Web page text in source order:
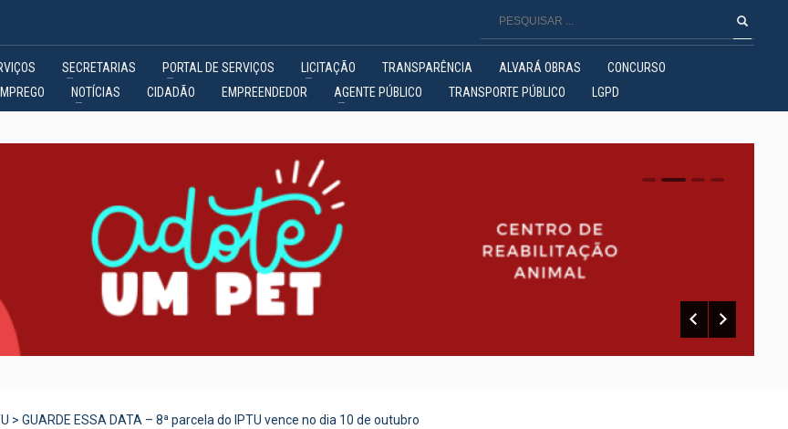
SECRETARIAS PORTAL DE SERVIÇOS LICITAÇÃO TRANSPARÊNCIA ALVARÁ OBRAS
CONCURSO
NOTÍCIAS CIDADÃO EMPREENDEDOR AGENTE PÚBLICO TRANSPORTE PÚBLICO LGPD
0 1 2
> GUARDE ESSA DATA – 8ª parcela do IPTU vence no dia 10 de outubro